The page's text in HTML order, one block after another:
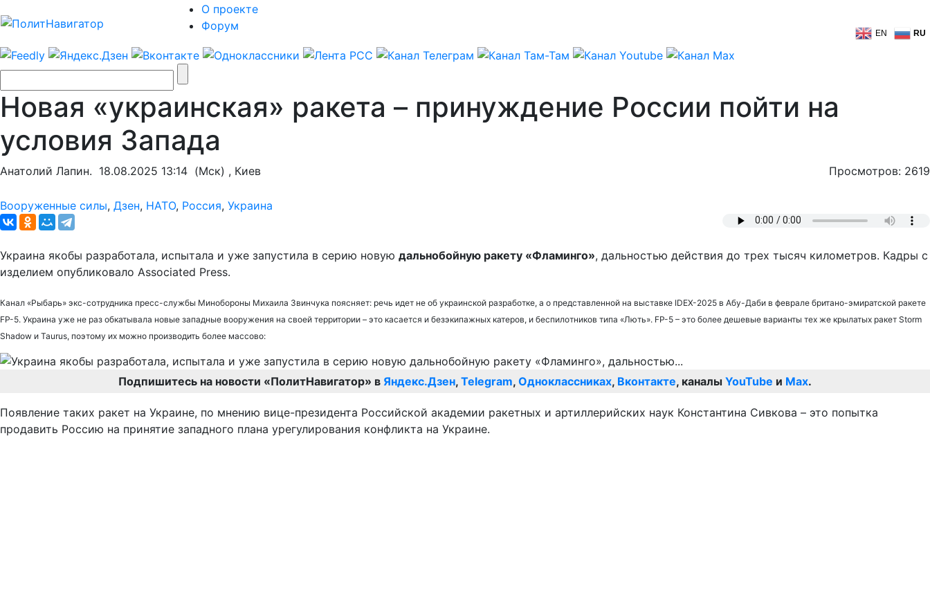
О проекте
Форум
EN RU
Новая «украинская» ракета – принуждение России пойти на
условия Запада
Анатолий Лапин. 18.08.2025 13:14 (Мск) , Киев Просмотров: 2619
Вооруженные силы, Дзен, НАТО, Россия, Украина
Украина якобы разработала, испытала и уже запустила в серию новую дальнобойную ракету «Фламинго», дальностью действия до трех тысяч километров. Кадры с
изделием опубликовало Associated Press.
Канал «Рыбарь» экс-сотрудника пресс-службы Минобороны Михаила Звинчука поясняет: речь идет не об украинской разработке, а о представленной на выставке IDEX-2025 в Абу-Даби в феврале британо-эмиратской ракете
FP-5. Украина уже не раз обкатывала новые западные вооружения на своей территории – это касается и безэкипажных катеров, и беспилотников типа «Лють». FP-5 – это более дешевые варианты тех же крылатых ракет Storm
Shadow и Taurus, поэтому их можно производить более массово:
Подпишитесь на новости «ПолитНавигатор» в Яндекс.Дзен, Telegram, Одноклассниках, Вконтакте, каналы YouTube и Max.
Появление таких ракет на Украине, по мнению вице-президента Российской академии ракетных и артиллерийских наук Константина Сивкова – это попытка
продавить Россию на принятие западного плана урегулирования конфликта на Украине.